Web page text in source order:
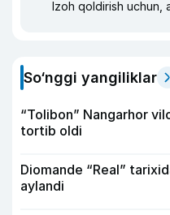
Izoh qoldirish uchun,
So‘nggi yangiliklar
“Tolibon” Nangarhor
tortib oldi
Diomande “Real”
aylandi